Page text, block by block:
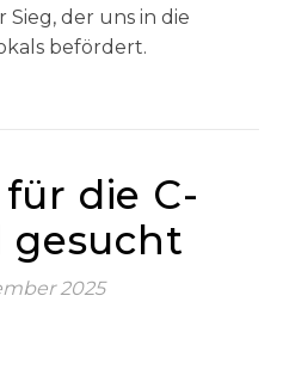
der uns in die
befördert.
die C-
gesucht
2025